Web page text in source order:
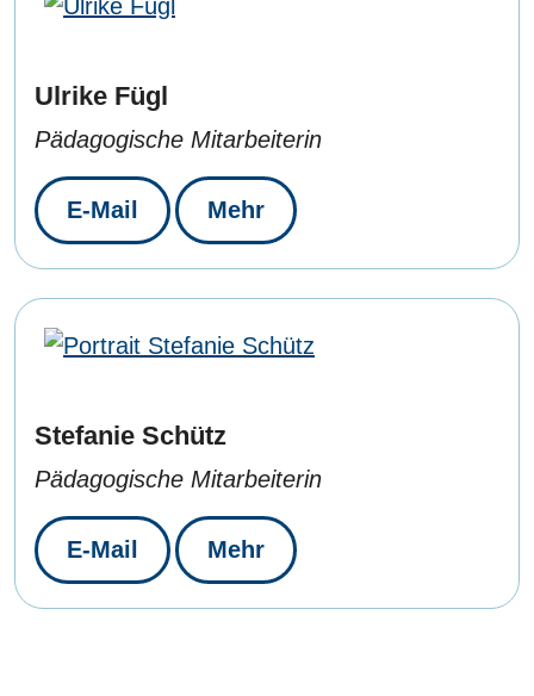
Ulrike Fügl
Pädagogische Mitarbeiterin
E-Mail Mehr
Stefanie Schütz
Pädagogische Mitarbeiterin
E-Mail Mehr